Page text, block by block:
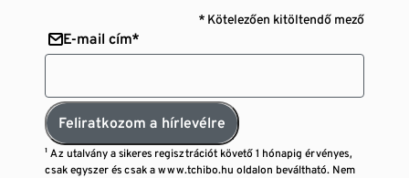
* Kötelezően kitöltendő mező
E-mail cím*
Feliratkozom a hírlevélre
¹ Az utalvány a sikeres regisztrációt követő 1 hónapig érvényes,
csak egyszer és csak a www.tchibo.hu oldalon beváltható. Nem